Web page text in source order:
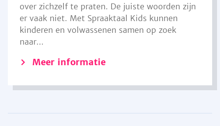
over zichzelf te praten. De juiste woorden zijn
er vaak niet. Met Spraaktaal Kids kunnen
kinderen en volwassenen samen op zoek
naar...
Meer informatie